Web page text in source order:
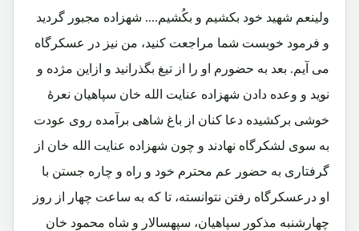
ولینعم شهید خود بکشیم و بکُشیم.... شهزاده مجبور گردید
و فرمود خوبست شما مراجعت کنید، من نیز در عسکرگاه
می آیم. بعد به حضورم او را از تیغ بگذرانید و ازاین مژده و
نوید و وعده دادن شهزاده عنایت الله خان سپاهیان نعرۀ
خوشی برکشیده دعا کنان از باغ شاهی برآمده روی عودت
به سوی لشکرگاه نهادند و چون شهزاده عنایت الله خان از
گرفتاری به حضور عم محترم خود و راه و چاره جستن با
او درعسکرگاه رفتن نتوانسته، تا که به ساعت چهار از روز
چهارشنبه مذکور سپاهیان، سپهسالار و شاه محمود خان